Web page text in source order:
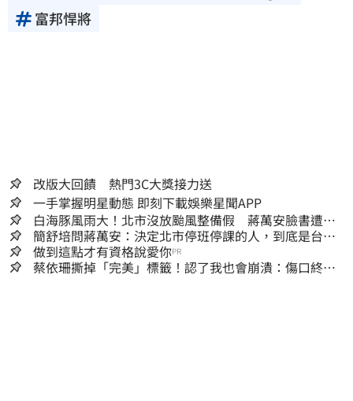
富邦悍將
改版大回饋 熱門3C大獎接力送
一手掌握明星動態 即刻下載娛樂星聞APP
白海豚風雨大！北市沒放颱風整備假 蔣萬安臉書遭網
友灌爆：標準在哪？
簡舒培問蔣萬安：決定北市停班停課的人，到底是台北
市長，還是氣象署？
做到這點才有資格說愛你PR
蔡依珊撕掉「完美」標籤！認了我也會崩潰：傷口終究